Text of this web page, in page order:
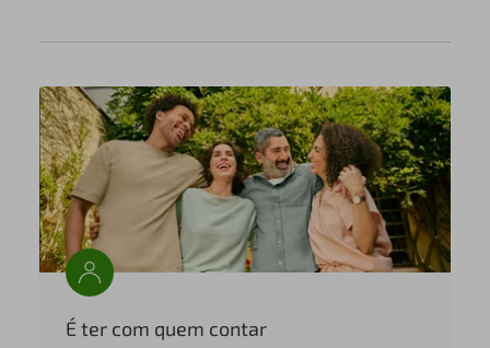
É ter com quem contar